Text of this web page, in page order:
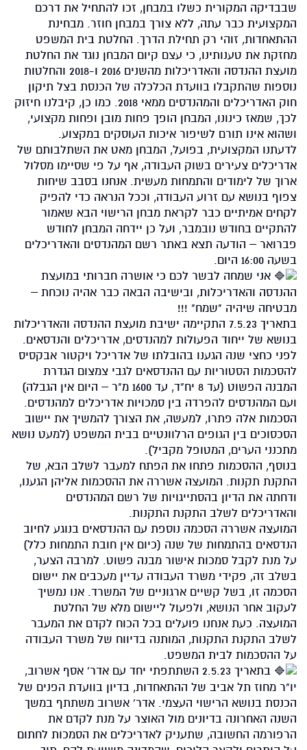
שבבדיקה המקורית כשלו במבחן, זכו להתחיל את דרכם
המקצועית כבר עתה, ללא צורך במבחן חוזר. מבחינת
ההתאחדות, זוהי רק תחילת הדרך. החלטת בית המשפט
מחזקת את טענותינו, כי עצם קיום המבחן נוגד את החלטת
מועצת ההנדסה והאדריכלות מהשנים 2016 ו-2018 והחלטות
נוספות שהתקבלו בוועדת הכלכלה של הכנסת בצל תיקון
חוק האדריכלים והמהנדסים ממאי 2018. כמו כן, קיבלנו חיזוק
לכך, שמאז כינונו, המבחן הופך פחות מובן ופחות מקצועי,
ושהוא אינו תורם לשיפור איכות העוסקים במקצוע.
לדעתנו המקצועית, בפועל, המבחן מאט את השתלבותם של
אדריכלים צעירים בשוק העבודה, אף על פי שסיימו מסלול
ארוך של לימודים והתמחות מעשית. אנחנו בסבב שיחות
צפוף בנושא עם זרוע העבודה, וככל הנראה כדי להפיק
לקחים אמיתיים כבר לקראת מבחן הרישוי הבא שאמור
להתקיים בחודש נובמבר, ועל כן יידחה המבחן לחודש
פברואר – הודעה תצא באתר רשם המהנדסים והאדריכלים
בשעה 16:00 היום.
אני שמחה לבשר לכם כי אושרה חברותי במועצת
ההנדסה והאדריכלות, ובישיבה הבאה כבר אהיה נוכחת –
מבטיחה שיהיה "שמח" !!!
בתאריך 7.5.23 התקיימה ישיבת מועצת ההנדסה והאדריכלות
בנושא של ייחוד הפעולות למהנדסים, אדריכלים והנדסאים.
לפני כחצי שנה הגענו בהובלתו של אדריכל ויקטור אבקסיס
להסכמות הסטוריות עם ההנדסאים לגבי צמצום הגדרת
המבנה הפשוט (עד 8 יח"ד, עד 1600 מ"ר – היום אין הגבלה)
ועם המהנדסים להפרדה בין סמכויות אדריכלים למהנדסים.
הסכמות אלה פתרו, למעשה, את הצורך להמשיך את יישוב
הסכסוכים בין הגופים הרלוונטיים בבית המשפט (למעט נושא
מתכנני הערים, המטופל מקביל).
בנוסף, ההסכמות פתחו את הפתח למעבר לשלב הבא, של
התקנת תקנות. המועצה אשררה את ההסכמות אליהן הגענו,
ודחתה את הדיון בהסתייגויות של רשם המהנדסים
והאדריכלים לשלב התקנת התקנות.
המועצה אשררה הסכמה נוספת עם ההנדסאים בנוגע לחיוב
הנדסאים בהתמחות של שנה (כיום אין חובת התמחות כלל)
על מנת לקבל סמכות אישור מבנה פשוט. למרבה הצער,
בשלב זה, פקידי משרד העבודה עדיין מעכבים את יישום
הסכמה זו, בשל קשיים ארגוניים של המשרד. אנו נמשיך
לעקוב אחר הנושא, ולפעול ליישום מלא של החלטת
המועצה. כעת אנחנו פועלים בכל הכוח לקדם את המעבר
לשלב התקנת התקנות, המותנה בדיווח של משרד העבודה
על ההסכמות לבית המשפט.
בתאריך 2.5.23 השתתפתי יחד עם אדר' אסף אשרוב,
יו"ר מחוז תל אביב של ההתאחדות, בדיון בוועדת הפנים של
הכנסת בנושא הרישוי העצמי. אדר' אשרוב משתתף במשך
השנה האחרונה בדיונים מול האוצר על מנת לקדם את
הרפורמה החשובה, שתעניק לאדריכלים את הסמכות לחתום